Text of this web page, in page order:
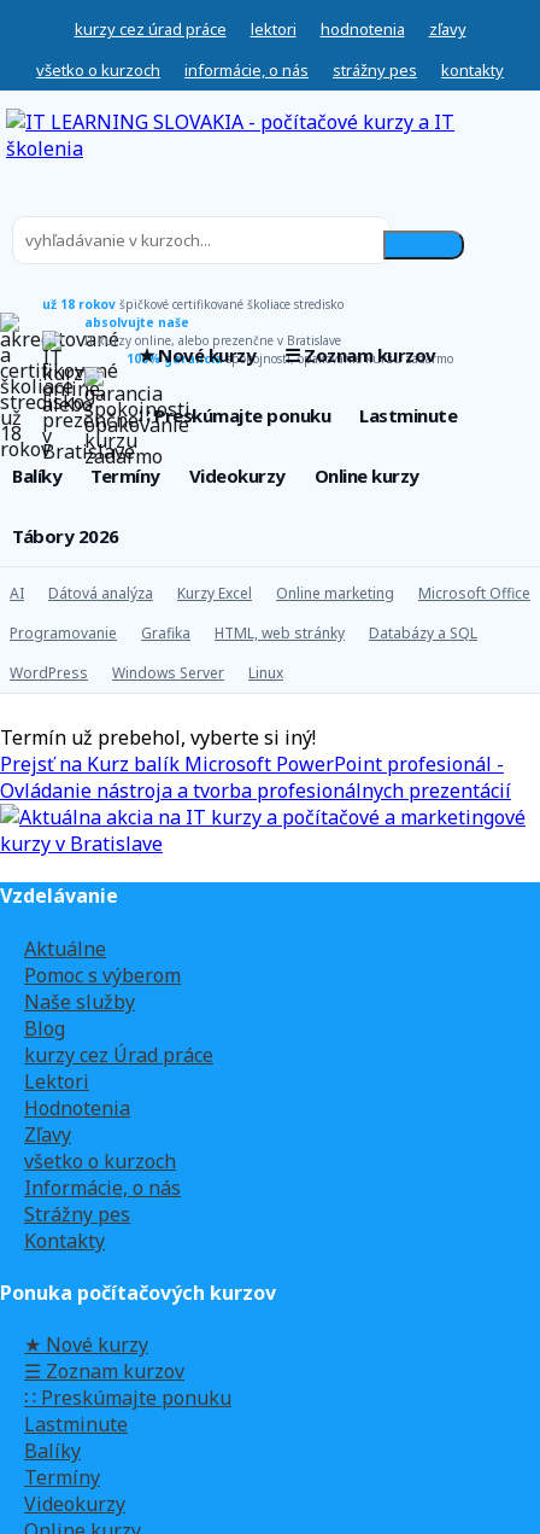
kurzy cez úrad práce
lektori hodnotenia
zľavy
všetko o kurzoch
informácie, o nás strážny pes kontakty
už 18 rokov špičkové certifikované školiace stredisko
absolvujte naše
IT kurzy online, alebo prezenčne v Bratislave
100% garanciaspokojnosti, opakovanie kurzu zadarmo
★ Nové kurzy ☰ Zoznam kurzov
∷ Preskúmajte ponuku Lastminute
Balíky Termíny Videokurzy Online kurzy
Tábory 2026
AI Dátová analýza Kurzy Excel Online marketing
Microsoft Office
Programovanie
Grafika HTML, web stránky
Databázy a SQL
WordPress
Windows Server Linux
Termín už prebehol, vyberte si iný!
Prejsť na Kurz balík Microsoft PowerPoint profesionál -
Ovládanie nástroja a tvorba profesionálnych prezentácií
Vzdelávanie
Aktuálne
Pomoc s výberom
Naše služby
Blog
kurzy cez Úrad práce
Lektori
Hodnotenia
Zľavy
všetko o kurzoch
Informácie, o nás
Strážny pes
Kontakty
Ponuka počítačových kurzov
★ Nové kurzy
☰ Zoznam kurzov
∷ Preskúmajte ponuku
Lastminute
Balíky
Termíny
Videokurzy